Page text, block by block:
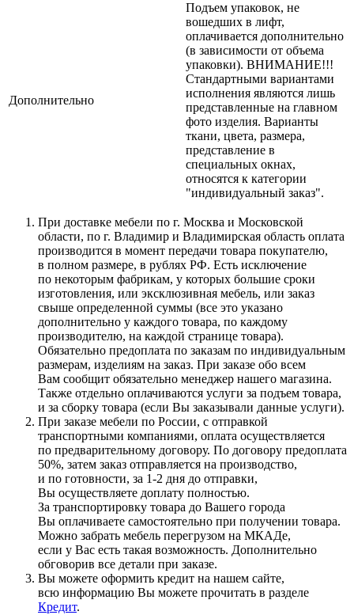
Дополнительно
Подъем упаковок, не
вошедших в лифт,
оплачивается дополнительно
(в зависимости от объема
упаковки). ВНИМАНИЕ!!!
Стандартными вариантами
исполнения являются лишь
представленные на главном
фото изделия. Варианты
ткани, цвета, размера,
представление в
специальных окнах,
относятся к категории
"индивидуальный заказ".
При доставке мебели по г. Москва и Московской
области, по г. Владимир и Владимирская область оплата
производится в момент передачи товара покупателю,
в полном размере, в рублях РФ. Есть исключение
по некоторым фабрикам, у которых большие сроки
изготовления, или эксклюзивная мебель, или заказ
свыше определенной суммы (все это указано
дополнительно у каждого товара, по каждому
производителю, на каждой странице товара).
Обязательно предоплата по заказам по индивидуальным
размерам, изделиям на заказ. При заказе обо всем
Вам сообщит обязательно менеджер нашего магазина.
Также отдельно оплачиваются услуги за подъем товара,
и за сборку товара (если Вы заказывали данные услуги).
При заказе мебели по России, с отправкой
транспортными компаниями, оплата осуществляется
по предварительному договору. По договору предоплата
50%, затем заказ отправляется на производство,
и по готовности, за 1-2 дня до отправки,
Вы осуществляете доплату полностью.
За транспортировку товара до Вашего города
Вы оплачиваете самостоятельно при получении товара.
Можно забрать мебель перегрузом на МКАДе,
если у Вас есть такая возможность. Дополнительно
обговорив все детали при заказе.
Вы можете оформить кредит на нашем сайте,
всю информацию Вы можете прочитать в разделе
Кредит.